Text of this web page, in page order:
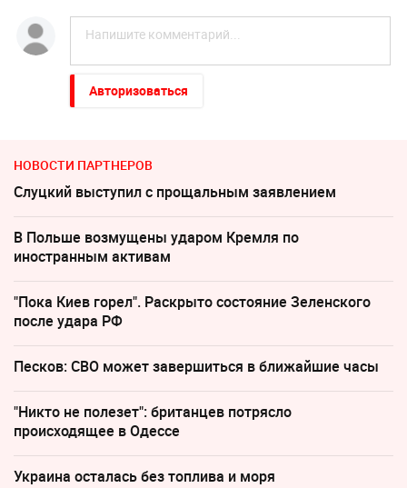
Авторизоваться
НОВОСТИ ПАРТНЕРОВ
Слуцкий выступил с прощальным заявлением
В Польше возмущены ударом Кремля по
иностранным активам
"Пока Киев горел". Раскрыто состояние Зеленского
после удара РФ
Песков: СВО может завершиться в ближайшие часы
"Никто не полезет": британцев потрясло
происходящее в Одессе
Украина осталась без топлива и моря